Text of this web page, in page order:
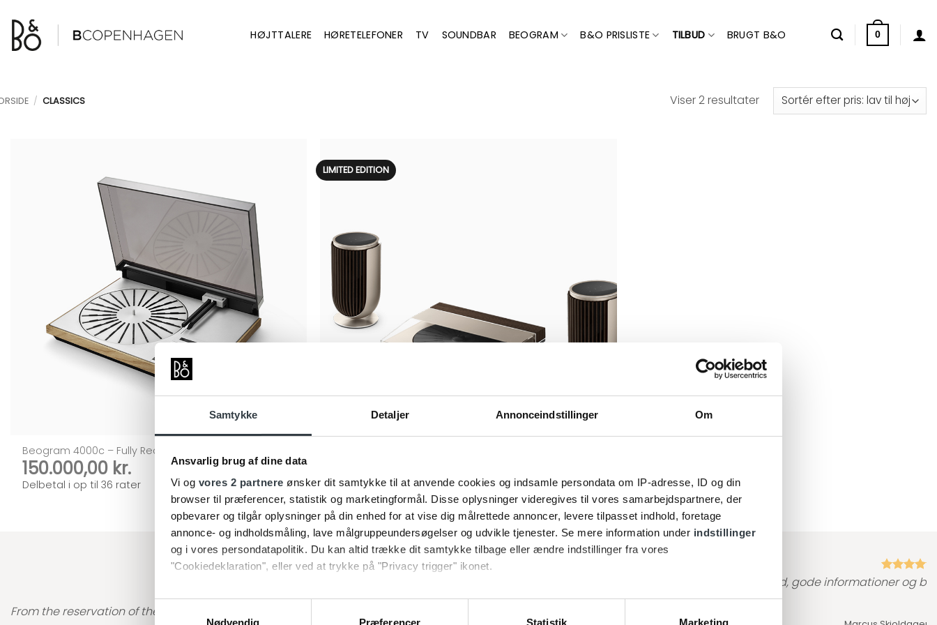
Samtykke Detaljer Annonceindstillinger Om
Ansvarlig brug af dine data
Vi og vores 2 partnere ønsker dit samtykke til at anvende cookies og indsamle persondata om IP-adresse, ID og din
browser til præferencer, statistik og marketingformål. Disse oplysninger videregives til vores samarbejdspartnere, der
opbevarer og tilgår oplysninger på din enhed for at vise dig målrettede annoncer, levere tilpasset indhold, foretage
annonce- og indholdsmåling, lave målgruppeundersøgelser og udvikle tjenester. Se mere information under indstillinger
og i vores persondatapolitik. Du kan altid trække dit samtykke tilbage eller ændre indstillinger fra vores
"Cookiedeklaration", eller ved at trykke på "Privacy trigger" ikonet.
Dine valg anvendes på hele websitet.
indhold
HØJTTALERE HØRETELEFONER TV SOUNDBAR BEOGRAM B&O PRISLISTE TILBUD BRUGT B&O 0
/ CLASSICS Viser 2 resultaterSorteret
efter
Beogram 4000c – Fully Recreated
150.000,00 kr.
Delbetal i op til 36 rater
LIMITED EDITION
Delbetal i op til 36 rater
"The process was very smooth and personalized.
From the reservation of the item to going to the store and picking it up (already prepared when I arrived)."
"Top prof…. Ingen ventetid, ro og tid, gode informationer og